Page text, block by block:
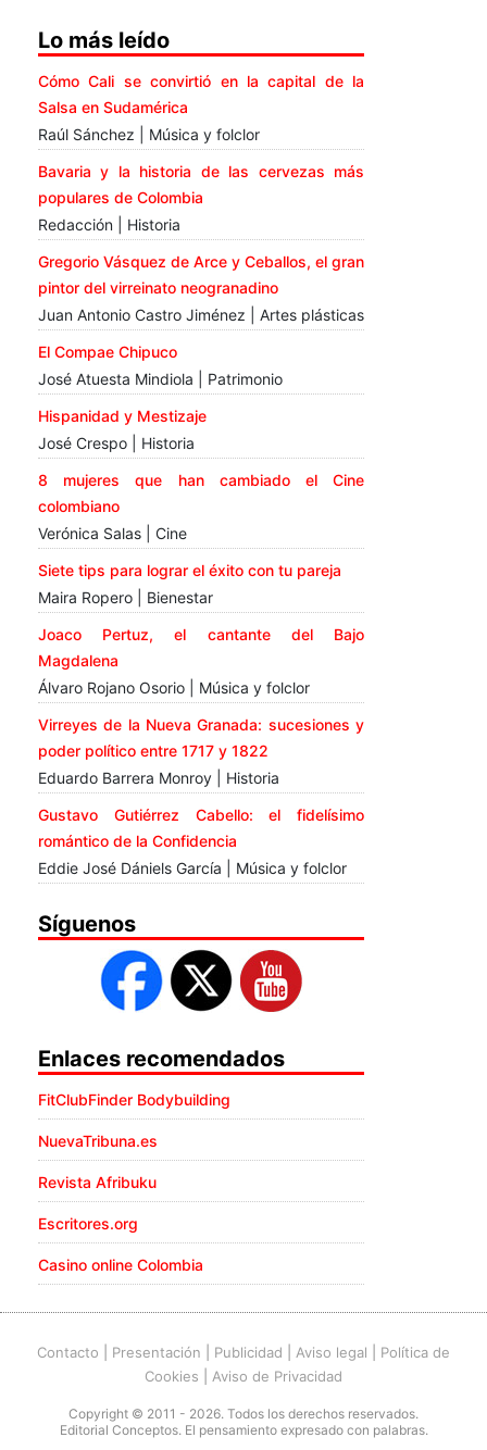
Lo más leído
Cómo Cali se convirtió en la capital de la
Salsa en Sudamérica
Raúl Sánchez | Música y folclor
Bavaria y la historia de las cervezas más
populares de Colombia
Redacción | Historia
Gregorio Vásquez de Arce y Ceballos, el gran
pintor del virreinato neogranadino
Juan Antonio Castro Jiménez | Artes plásticas
El Compae Chipuco
José Atuesta Mindiola | Patrimonio
Hispanidad y Mestizaje
José Crespo | Historia
8 mujeres que han cambiado el Cine
colombiano
Verónica Salas | Cine
Siete tips para lograr el éxito con tu pareja
Maira Ropero | Bienestar
Joaco Pertuz, el cantante del Bajo
Magdalena
Álvaro Rojano Osorio | Música y folclor
Virreyes de la Nueva Granada: sucesiones y
poder político entre 1717 y 1822
Eduardo Barrera Monroy | Historia
Gustavo Gutiérrez Cabello: el fidelísimo
romántico de la Confidencia
Eddie José Dániels García | Música y folclor
Síguenos
Enlaces recomendados
FitClubFinder Bodybuilding
NuevaTribuna.es
Revista Afribuku
Escritores.org
Casino online Colombia
Contacto Presentación Publicidad Aviso legal
Política de
Cookies
Aviso de Privacidad
Copyright © 2011 - 2026. Todos los derechos reservados.
Editorial Conceptos. El pensamiento expresado con palabras.